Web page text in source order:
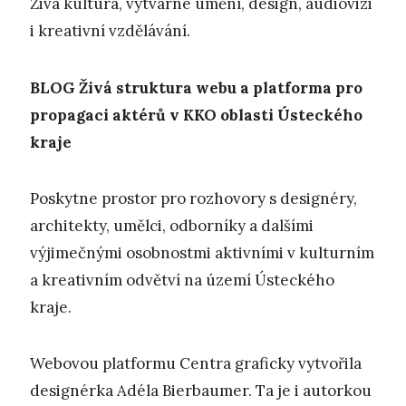
i kreativní vzdělávání.
BLOG Živá struktura webu a platforma pro
propagaci aktérů v KKO oblasti Ústeckého
kraje
Poskytne prostor pro rozhovory s designéry,
architekty, umělci, odborníky a dalšími
výjimečnými osobnostmi aktivními v kulturním
a kreativním odvětví na území Ústeckého
kraje.
Webovou platformu Centra graficky vytvořila
designérka Adéla Bierbaumer. Ta je i autorkou